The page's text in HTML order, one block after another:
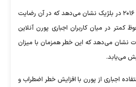
این را یک مطالعه در سال ۲۰۱۶ در بلژیک نشان می‌دهد که در آن رضایت
کمتر در میان کاربران اجباری پورن آنلاین
نشان می‌دهد که این خطر همزمان با میزان
می‌یابد.
اجباری از پورن با افزایش خطر اضطراب و